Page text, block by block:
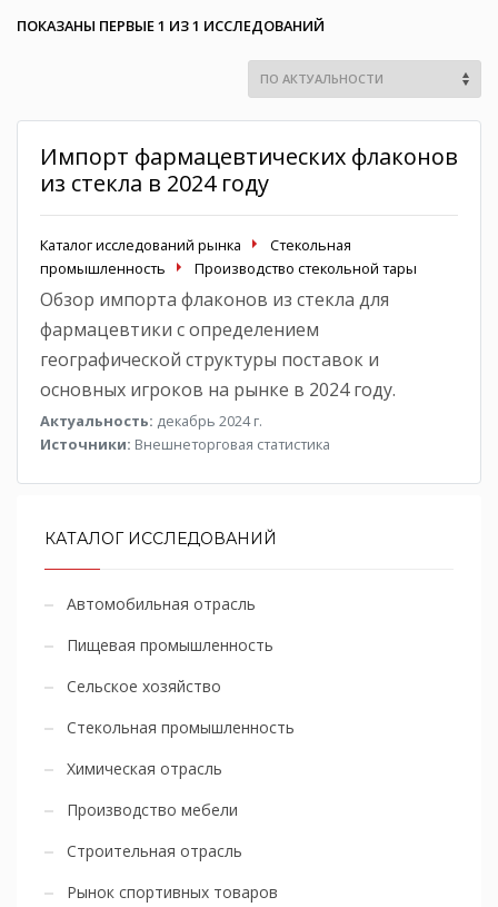
ПОКАЗАНЫ ПЕРВЫЕ 1 ИЗ 1 ИССЛЕДОВАНИЙ
Импорт фармацевтических флаконов
из стекла в 2024 году
Каталог исследований рынка
Стекольная
промышленность
Производство стекольной тары
Обзор импорта флаконов из стекла для
фармацевтики с определением
географической структуры поставок и
основных игроков на рынке в 2024 году.
Актуальность: декабрь 2024 г.
Источники: Внешнеторговая статистика
КАТАЛОГ ИССЛЕДОВАНИЙ
Автомобильная отрасль
Пищевая промышленность
Сельское хозяйство
Стекольная промышленность
Химическая отрасль
Производство мебели
Строительная отрасль
Рынок спортивных товаров